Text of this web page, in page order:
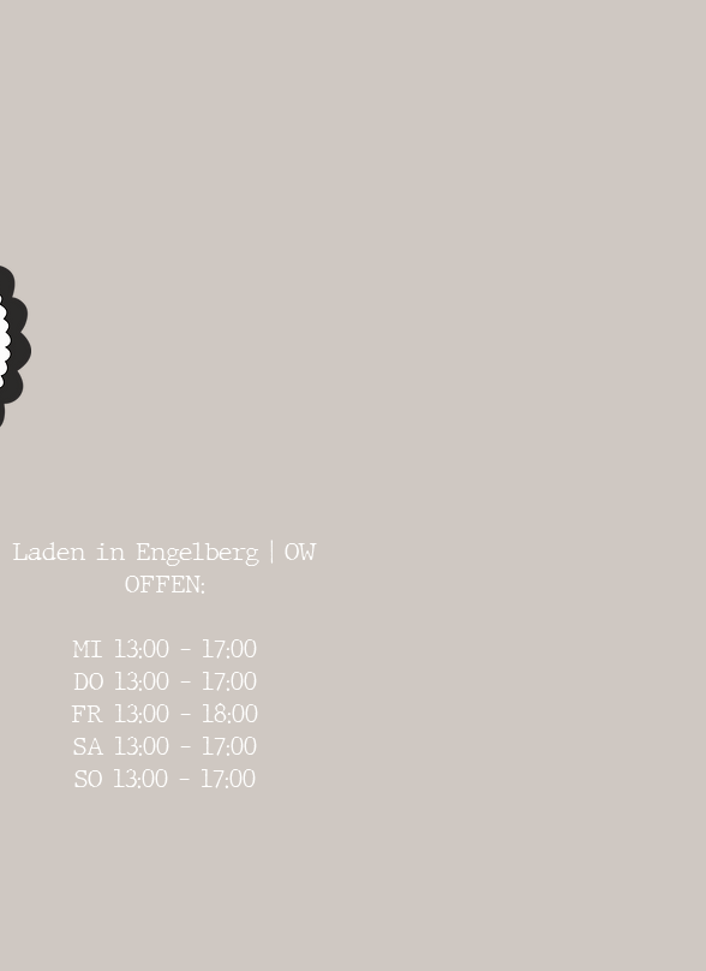
Laden in Engelberg | OW
OFFEN:
MI 13:00 - 17:00
DO 13:00 - 17:00
FR 13:00 - 18:00
SA 13:00 - 17:00
SO 13:00 - 17:00